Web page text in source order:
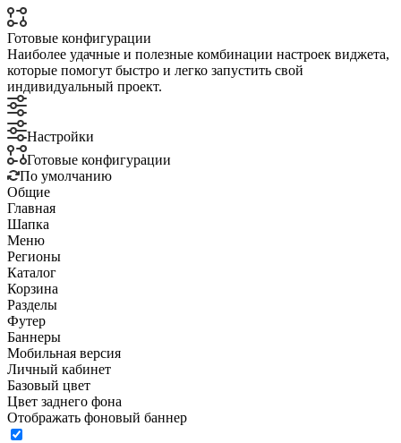
Готовые конфигурации
Наиболее удачные и полезные комбинации настроек виджета,
которые помогут быстро и легко запустить свой
индивидуальный проект.
Настройки
Готовые конфигурации
По умолчанию
Общие
Главная
Шапка
Меню
Регионы
Каталог
Корзина
Разделы
Футер
Баннеры
Мобильная версия
Личный кабинет
Базовый цвет
Цвет заднего фона
Отображать фоновый баннер